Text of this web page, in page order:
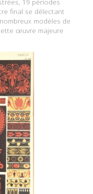
final se délectant
modèles de
œuvre majeure